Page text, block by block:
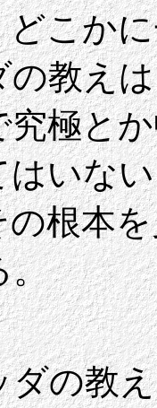
こか
教え
極と
いな
根本
。
の教